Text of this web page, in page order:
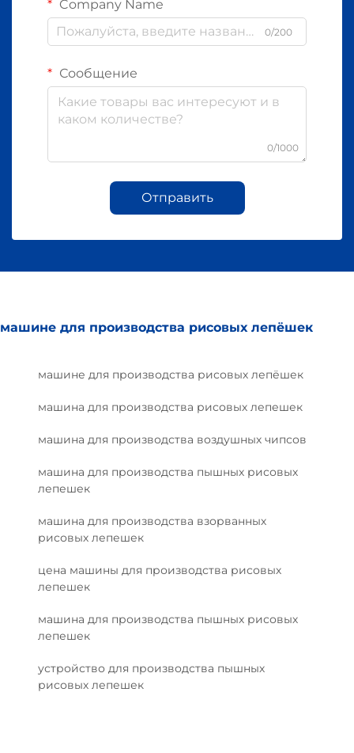
Company Name
0/200
Сообщение
0/1000
Отправить
машине для производства рисовых лепёшек
машине для производства рисовых лепёшек
машина для производства рисовых лепешек
машина для производства воздушных чипсов
машина для производства пышных рисовых
лепешек
машина для производства взорванных
рисовых лепешек
цена машины для производства рисовых
лепешек
машина для производства пышных рисовых
лепешек
устройство для производства пышных
рисовых лепешек